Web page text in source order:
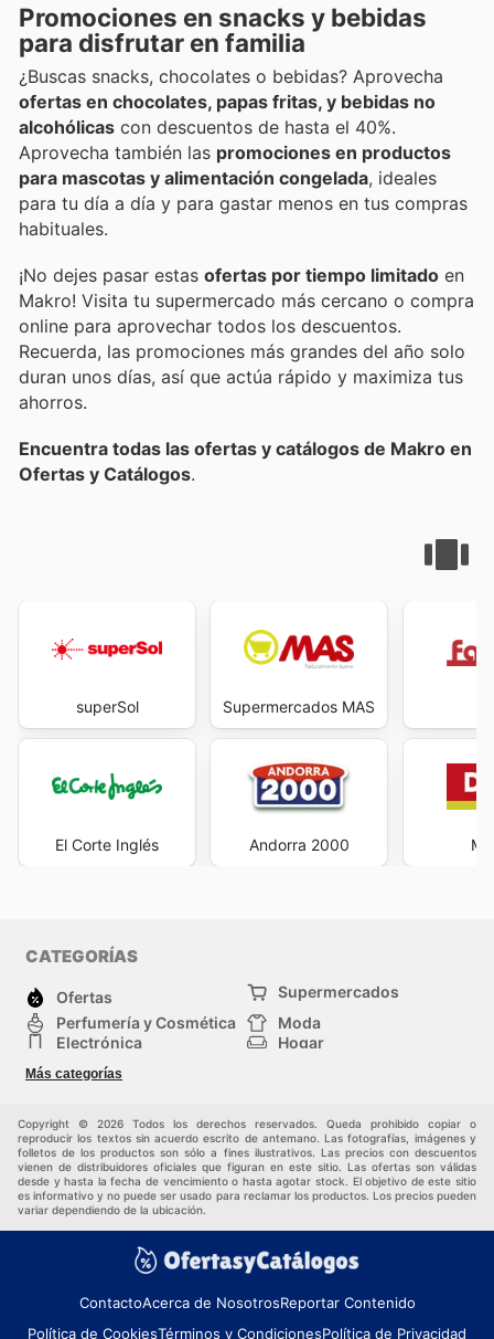
Promociones en snacks y bebidas
para disfrutar en familia
¿Buscas snacks, chocolates o bebidas? Aprovecha
ofertas en chocolates, papas fritas, y bebidas no
alcohólicas con descuentos de hasta el 40%.
Aprovecha también las promociones en productos
para mascotas y alimentación congelada, ideales
para tu día a día y para gastar menos en tus compras
habituales.
¡No dejes pasar estas ofertas por tiempo limitado en
Makro! Visita tu supermercado más cercano o compra
online para aprovechar todos los descuentos.
Recuerda, las promociones más grandes del año solo
duran unos días, así que actúa rápido y maximiza tus
ahorros.
Encuentra todas las ofertas y catálogos de Makro en
Ofertas y Catálogos.
superSol
El Corte Inglés
Supermercados MAS
Andorra 2000
CATEGORÍAS
Ofertas
Supermercados
Perfumería y Cosmética
Moda
Electrónica
Hogar
Deporte
Juguetes y bebés
Más categorías
Copyright © 2026 Todos los derechos reservados. Queda prohibido copiar o
reproducir los textos sin acuerdo escrito de antemano. Las fotografías, imágenes y
folletos de los productos son sólo a fines ilustrativos. Las precios con descuentos
vienen de distribuidores oficiales que figuran en este sitio. Las ofertas son válidas
desde y hasta la fecha de vencimiento o hasta agotar stock. El objetivo de este sitio
es informativo y no puede ser usado para reclamar los productos. Los precios pueden
variar dependiendo de la ubicación.
ContactoAcerca de NosotrosReportar Contenido
Política de CookiesTérminos y CondicionesPolítica de Privacidad